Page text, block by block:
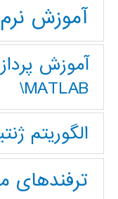
آموزش
آموزش
MATLAB\
الگوریتم
ترفندهای